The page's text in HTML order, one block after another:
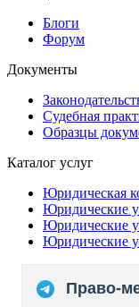
Блоги
Форум
Документы
Судебная
Образцы
Каталог услуг
Юридическая
Юридические
Юридические
Юридические
Право-